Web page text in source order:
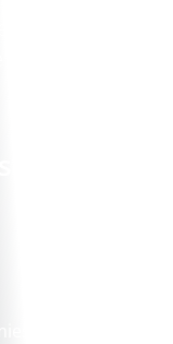
de plus
été. Cela se
:
d’Energie)